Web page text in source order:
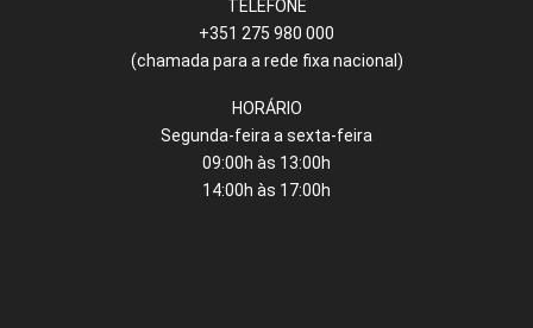
TELEFONE
+351 275 980 000
(chamada para a rede fixa nacional)
HORÁRIO
Segunda-feira a sexta-feira
09:00h às 13:00h
14:00h às 17:00h